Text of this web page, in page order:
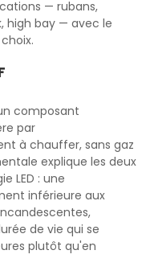
— rubans,
high bay — avec le
composant
par
à chauffer, sans gaz
explique les deux
LED : une
inférieure aux
de vie qui se
plutôt qu'en